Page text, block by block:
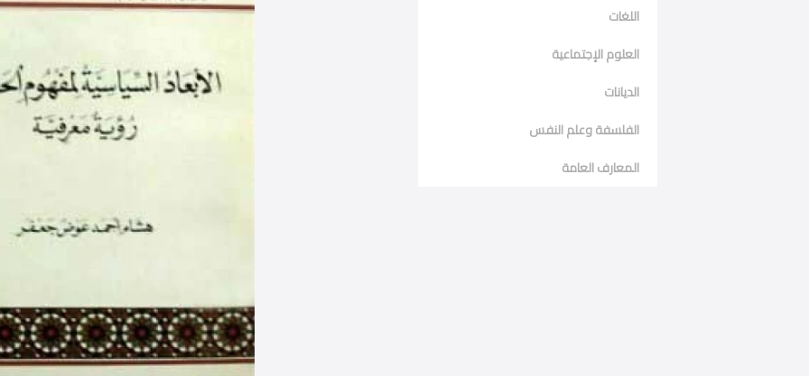
اللغات
العلوم الإجتماعية
الديانات
الفلسفة وعلم النفس
المعارف العامة